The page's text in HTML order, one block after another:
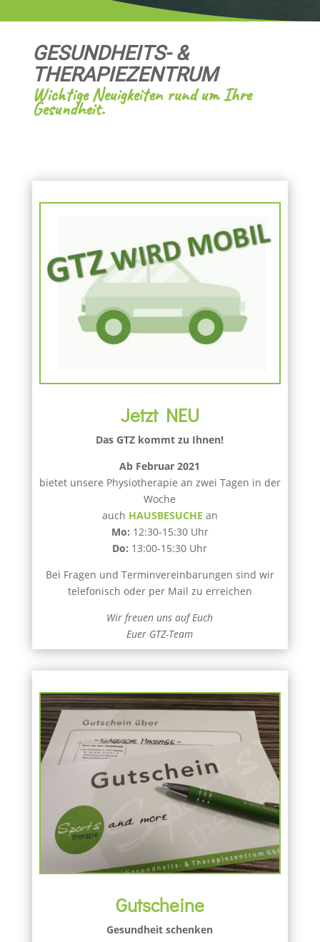
GESUNDHEITS- &
THERAPIEZENTRUM
Wichtige Neuigkeiten rund um Ihre
Gesundheit.
Jetzt NEU
Das GTZ kommt zu Ihnen!
Ab Februar 2021
bietet unsere Physiotherapie an zwei Tagen in der
Woche
auch HAUSBESUCHE an
Mo: 12:30-15:30 Uhr
Do: 13:00-15:30 Uhr
Bei Fragen und Terminvereinbarungen sind wir
telefonisch oder per Mail zu erreichen
Wir freuen uns auf Euch
Euer GTZ-Team
Gutscheine
Gesundheit schenken